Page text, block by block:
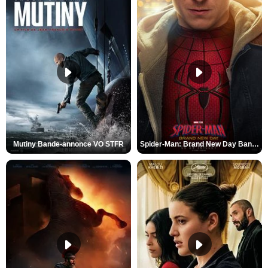
Mutiny Bande-annonce VO STFR Spider-Man: Brand New Day Bande-annonce VO STFR